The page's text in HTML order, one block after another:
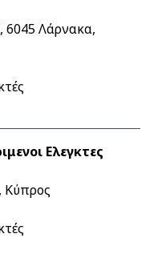
6045 Λάρνακα,
Ελεγκτες
Κύπρος